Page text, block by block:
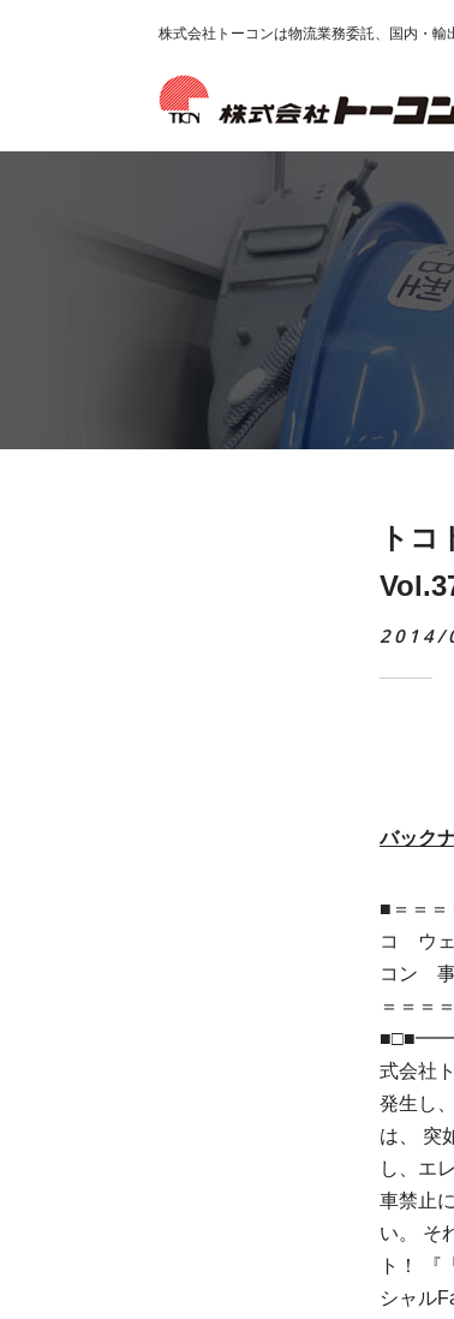
株式会社トーコンは物流業務委託、国内・輸
ト
2014/
バック
■＝＝
コ ウ
コン
＝＝＝
式会社
発生し
は、 突
し、エ
車禁止
い。 そ
ト！
シャル